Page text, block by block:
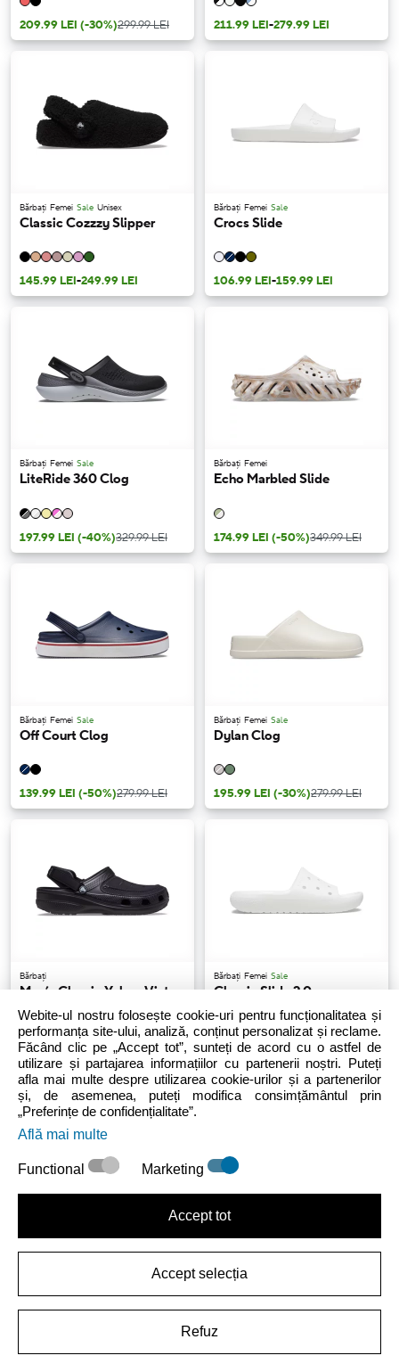
209.99 LEI (-30%)299.99 LEI 211.99 LEI-279.99 LEI
Bărbați Femei Sale Unisex
Classic Cozzzy Slipper
145.99 LEI-249.99 LEI
Bărbați Femei Sale
Crocs Slide
106.99 LEI-159.99 LEI
Bărbați Femei Sale
LiteRide 360 Clog
197.99 LEI (-40%)329.99 LEI
Bărbați Femei
Echo Marbled Slide
174.99 LEI (-50%)349.99 LEI
Bărbați Femei Sale
Off Court Clog
139.99 LEI (-50%)279.99 LEI
Bărbați Femei Sale
Dylan Clog
195.99 LEI (-30%)279.99 LEI
Bărbați
Men’s Classic Yukon Vista
II LiteRide™ Clog
275.99 LEI-349.99 LEI
Bărbați Femei Sale
Classic Slide 2.0
119.99 LEI(-20%)149.99 LEI
LiteRide™ Flip Echo Clog
Webite-ul nostru folosește cookie-uri pentru funcționalitatea și
performanța site-ului, analiză, conținut personalizat și reclame.
Făcând clic pe „Accept tot”, sunteți de acord cu o astfel de
utilizare și partajarea informațiilor cu partenerii noștri. Puteți
afla mai multe despre utilizarea cookie-urilor și a partenerilor
și, de asemenea, puteți modifica consimțământul prin
„Preferințe de confidențialitate”.
Află mai multe
Functional Marketing
Accept tot
Accept selecția
Refuz